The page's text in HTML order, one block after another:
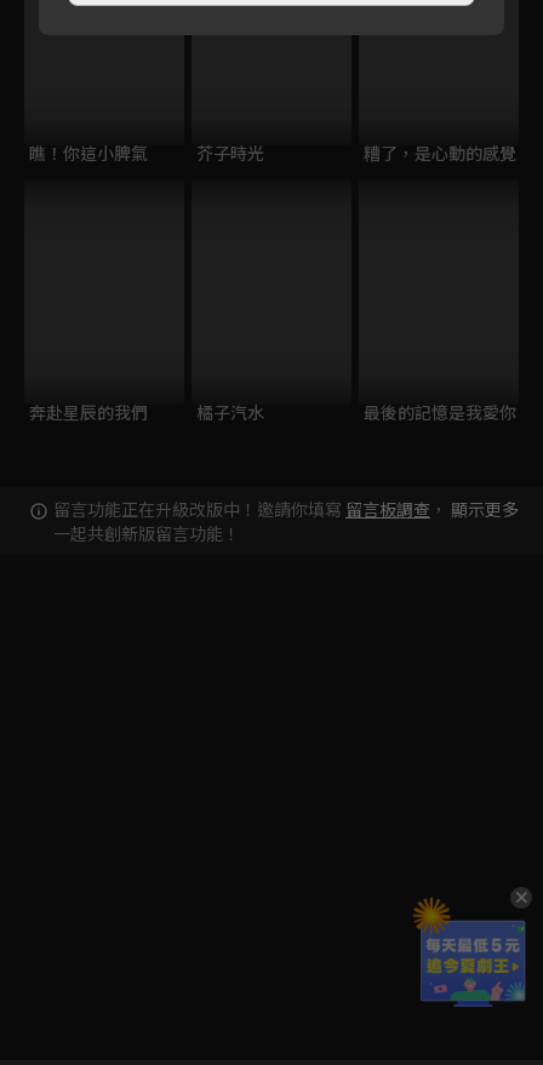
瞧！你這小脾氣 芥子時光 糟了，是心動的感覺
奔赴星辰的我們 橘子汽水 最後的記憶是我愛你
留言功能正在升級改版中！邀請你填寫 留言板調查 ，
一起共創新版留言功能！
顯示更多